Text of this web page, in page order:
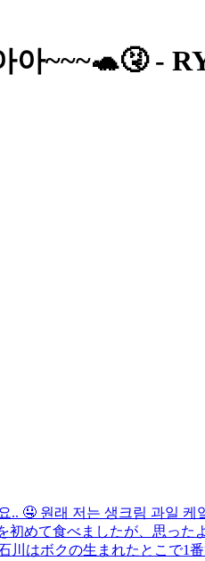
아~~~🐢🤧 -
🤤 원래 저는 생크림 과일
めて食べましたが、思った
川はボクの生まれたとこで1